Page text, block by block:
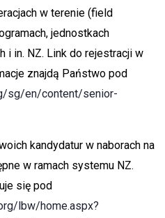
w terenie (field
jednostkach
i in. NZ. Link do rejestracji w
znajdą Państwo pod
sg/en/content/senior-
kandydatur w naborach na
w ramach systemu NZ.
się pod
lbw/home.aspx?